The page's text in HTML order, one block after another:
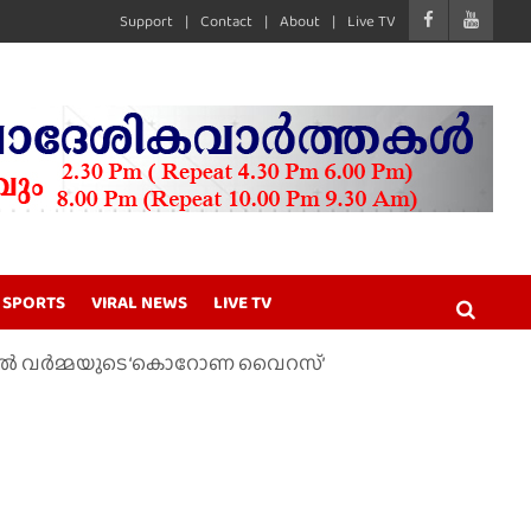
Support Contact About Live TV
SPORTS VIRAL NEWS LIVE TV
വർമ്മയുടെ ‘കൊറോണ വൈറസ്’